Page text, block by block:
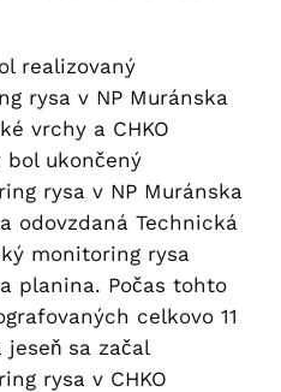
realizovaný
rysa v NP Muránska
vrchy a CHKO
bol ukončený
rysa v NP Muránska
odovzdaná Technická
monitoring rysa
planina. Počas tohto
celkovo 11
jeseň sa začal
rysa v CHKO